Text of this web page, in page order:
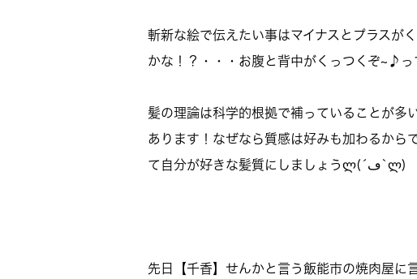
斬新な絵で伝えたい事はマイナスとプラスが
かな！？・・・お腹と背中がくっつくぞ~♪っ
髪の理論は科学的根拠で補っていることが多
あります！なぜなら質感は好みも加わるか
て自分が好きな髪質にしましょうლ(´ڡ`ლ)
先日【千香】せんかと言う飯能市の焼肉屋に